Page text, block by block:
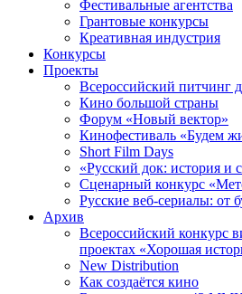
Фестивальные агентства
Грантовые конкурсы
Креативная индустрия
Конкурсы
Проекты
Всероссийский питчинг
Кино большой страны
Форум «Новый вектор»
Кинофестиваль «Будем
Short Film Days
«Русский док: история и
Сценарный конкурс
Русские веб-сериалы: от
Архив
Всероссийский конкурс
проектах «Хорошая
New Distribution
Как создаётся кино